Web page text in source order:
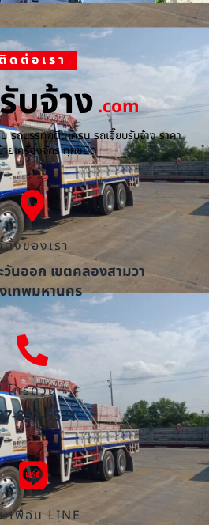
ดต่อเรา
บจ้าง.com
น รถบรรทุกติดเครน รถเฮี๊ยบรับจ้าง ราคา
ยเครื่องจักร ทุกชนิด
ตั้งของเรา
วันออก เขตคลองสามวา
เทพมหานคร
โทรด่วน
851-5521
เพื่อน LINE